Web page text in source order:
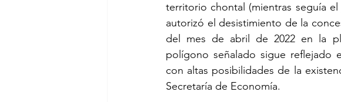
territorio chontal (mientras seguía
autorizó el desistimiento de la
del mes de abril de 2022 en la
polígono señalado sigue reflejado
con altas posibilidades de la
Secretaría de Economía.